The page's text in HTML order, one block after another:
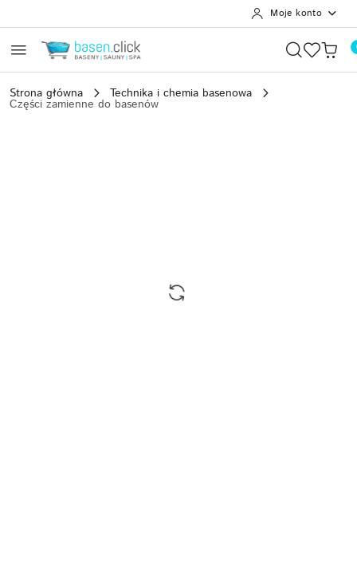
Moje konto
Strona główna Technika i chemia basenowa
Części zamienne do basenów